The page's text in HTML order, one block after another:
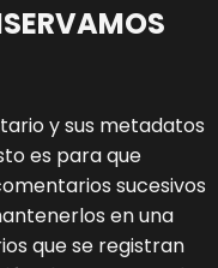
y sus metadatos
es para que
sucesivos
en una
que se registran